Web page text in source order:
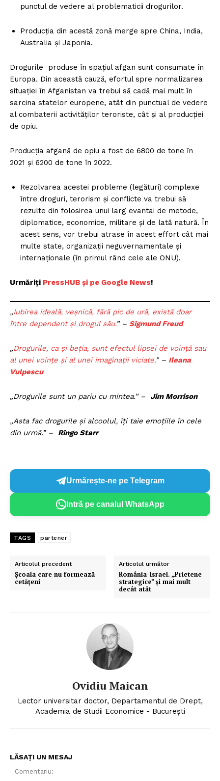
punctul de vedere al problematicii drogurilor.
Producţia din acestă zonă merge spre China, India,
Australia şi Japonia.
Drogurile produse în spaţiul afgan sunt consumate în
Europa. Din această cauză, efortul spre normalizarea
situaţiei în Afganistan va trebui să cadă mai mult în
sarcina statelor europene, atât din punctual de vedere
al combaterii activităţilor teroriste, cât şi al producţiei
de opiu.
Producția afgană de opiu a fost de 6800 de tone în
2021 și 6200 de tone în 2022.
Rezolvarea acestei probleme (legături) complexe
între droguri, terorism şi conflicte va trebui să
rezulte din folosirea unui larg evantai de metode,
diplomatice, economice, militare şi de lată natură. În
acest sens, vor trebui atrase în acest effort cât mai
multe state, organizaţii neguvernamentale şi
internaţionale (în primul rând cele ale ONU).
Urmăriți PressHUB și pe Google News!
„Iubirea ideală, veşnică, fără pic de ură, există doar
între dependent şi drogul său.” – Sigmund Freud
„Drogurile, ca şi beţia, sunt efectul lipsei de voinţă sau
al unei voinţe şi al unei imaginaţii viciate.” – Ileana
Vulpescu
„Drogurile sunt un pariu cu mintea.” – Jim Morrison
„Asta fac drogurile și alcoolul, îți taie emoțiile în cele
din urmă.” – Ringo Starr
Urmărește-ne pe Telegram
Intră pe canalul WhatsApp
TAGS partener
Articolul precedent
Școala care nu formează
cetățeni
Articolul următor
România-Israel. „Prietene
strategice” și mai mult
decât atât
Ovidiu Maican
Lector universitar doctor, Departamentul de Drept,
Academia de Studii Economice - Bucureşti
LĂSAȚI UN MESAJ